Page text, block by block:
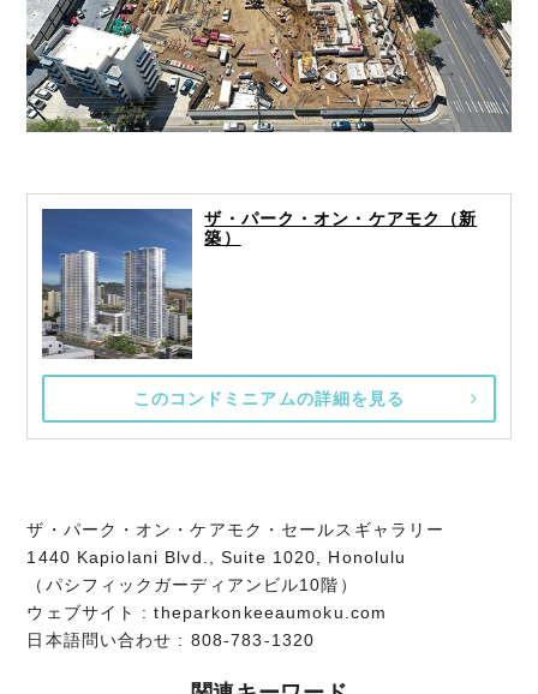
ザ・パーク・オン・ケアモク（新
築）
このコンドミニアムの詳細を見る
ザ・パーク・オン・ケアモク・セールスギャラリー
1440 Kapiolani Blvd., Suite 1020, Honolulu
（パシフィックガーディアンビル10階）
ウェブサイト : theparkonkeeaumoku.com
日本語問い合わせ : 808-783-1320